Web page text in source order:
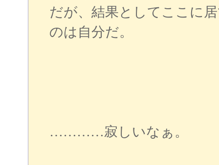
だが、結果としてここに
のは自分だ。
…………寂しいなぁ。